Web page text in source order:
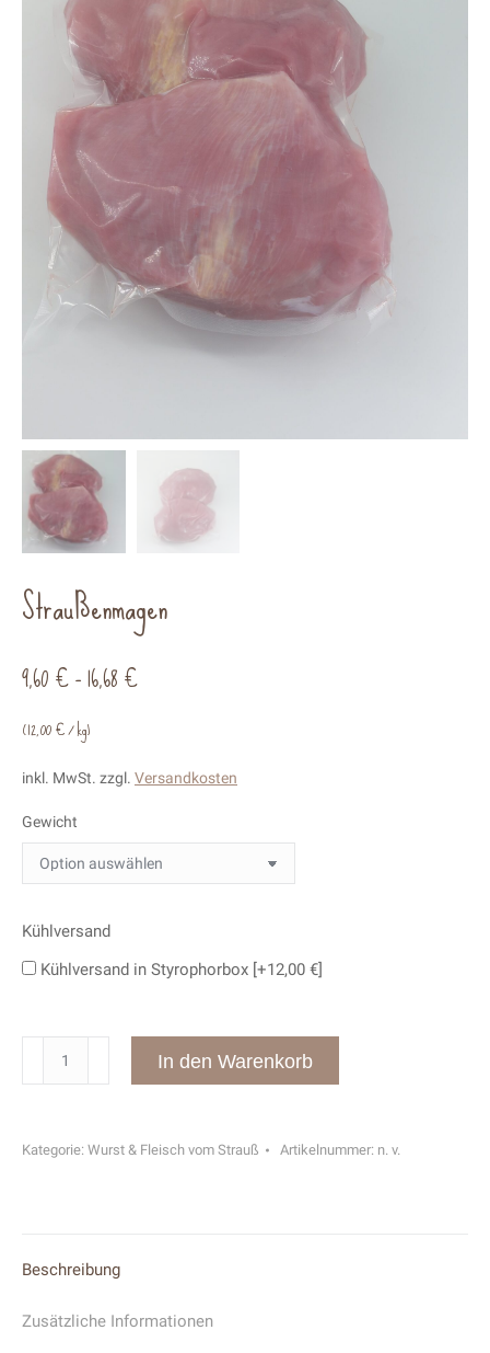
Straußenmagen
9,60€–16,68€
(12,00€/kg)
inkl. MwSt. zzgl. Versandkosten
Gewicht
Kühlversand
Kühlversand in Styrophorbox [+12,00 €]
Menge
In den Warenkorb
Kategorie: Wurst & Fleisch vom Strauß Artikelnummer: n. v.
Beschreibung
Zusätzliche Informationen